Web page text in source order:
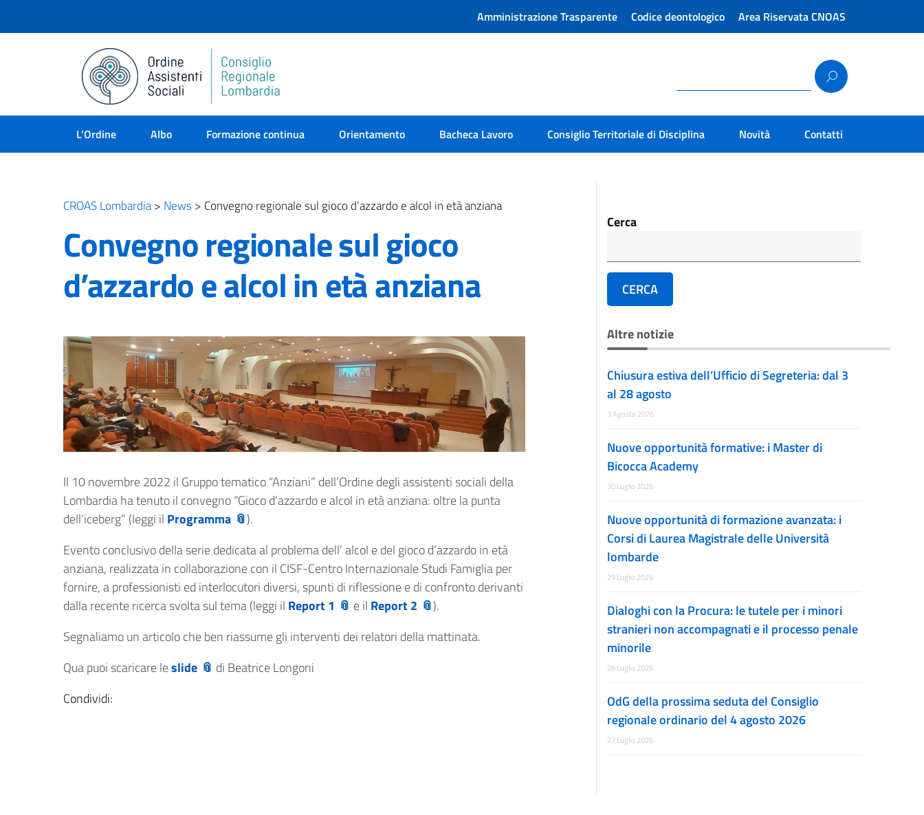
Amministrazione Trasparente Codice deontologico Area Riservata CNOAS
L’Ordine Albo Formazione continua Orientamento Bacheca Lavoro Consiglio Territoriale di Disciplina Novità Contatti
CROAS Lombardia> News > Convegno regionale sul gioco d’azzardo e alcol in età anziana
Convegno regionale sul gioco
d’azzardo e alcol in età anziana
Il 10 novembre 2022 il Gruppo tematico “Anziani” dell’Ordine degli assistenti sociali della
Lombardia ha tenuto il convegno “Gioco d’azzardo e alcol in età anziana: oltre la punta
dell’iceberg” (leggi il Programma
).
Evento conclusivo della serie dedicata al problema dell’ alcol e del gioco d’azzardo in età
anziana, realizzata in collaborazione con il CISF-Centro Internazionale Studi Famiglia per
fornire, a professionisti ed interlocutori diversi, spunti di riflessione e di confronto derivanti
dalla recente ricerca svolta sul tema (leggi il Report 1 e il Report 2
).
Segnaliamo un articolo che ben riassume gli interventi dei relatori della mattinata.
Qua puoi scaricare leslide
di Beatrice Longoni
Condividi:
Cerca
CERCA
Altre notizie
Chiusura estiva dell’Ufficio di Segreteria: dal 3
al 28 agosto
3 Agosto 2026
Nuove opportunità formative: i Master di
Bicocca Academy
30 Luglio 2026
Nuove opportunità di formazione avanzata: i
Corsi di Laurea Magistrale delle Università
lombarde
29 Luglio 2026
Dialoghi con la Procura: le tutele per i minori
stranieri non accompagnati e il processo penale
minorile
28 Luglio 2026
OdG della prossima seduta del Consiglio
regionale ordinario del 4 agosto 2026
27 Luglio 2026